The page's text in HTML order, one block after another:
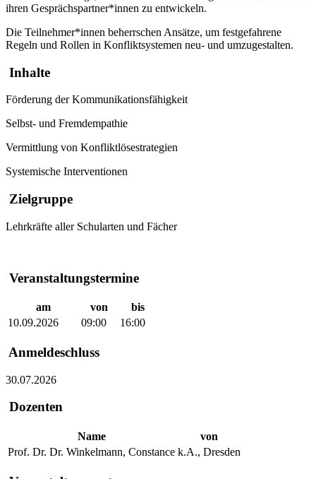
ihren Gesprächspartner*innen zu entwickeln.
Die Teilnehmer*innen beherrschen Ansätze, um festgefahrene
Regeln und Rollen in Konfliktsystemen neu- und umzugestalten.
Inhalte
Förderung der Kommunikationsfähigkeit
Selbst- und Fremdempathie
Vermittlung von Konfliktlösestrategien
Systemische Interventionen
Zielgruppe
Lehrkräfte aller Schularten und Fächer
Veranstaltungstermine
am von
bis
10.09.2026
09:00 16:00
Anmeldeschluss
30.07.2026
Dozenten
Name
von
Prof. Dr. Dr. Winkelmann, Constance k.A., Dresden